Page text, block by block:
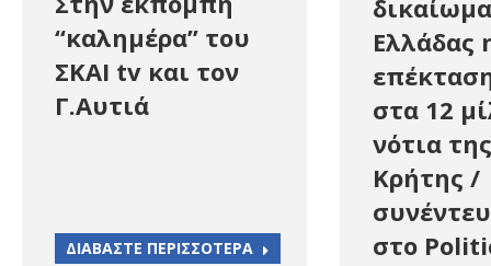
“καλημέρα” του
ΣΚΑΙ tv και τον
Γ.Αυτιά
ΔΙΑΒΑΣΤΕ ΠΕΡΙΣΣΟΤΕΡΑ
Ελλάδας
στα 12
νότια της
Κρήτης /
στο